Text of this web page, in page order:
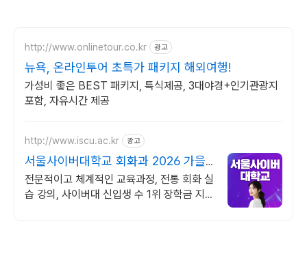
http://www.onlinetour.co.kr 광고
뉴욕, 온라인투어 초특가 패키지 해외여행!
가성비 좋은 BEST 패키지, 특식제공, 3대야경+인기관광지
포함, 자유시간 제공
http://www.iscu.ac.kr 광고
서울사이버대학교 회화과 2026 가을
학기 신편입생
전문적이고 체계적인 교육과정, 전통 회화 실
습 강의, 사이버대 신입생 수 1위 장학금 지